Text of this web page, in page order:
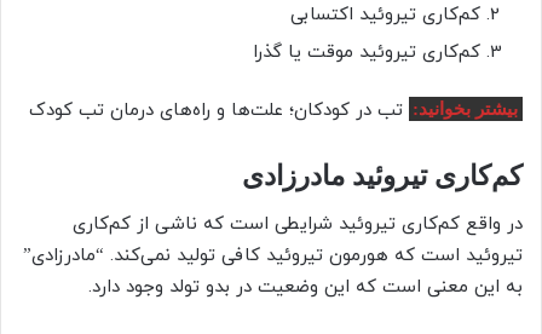
کم‌کاری تیروئید اکتسابی
کم‌کاری تیروئید موقت یا گذرا
بیشتر بخوانید: تب در کودکان؛ علت‌ها و راه‌های درمان تب کودک
کم‌کاری تیروئید مادرزادی
در واقع کم‌کاری تیروئید شرایطی است که ناشی از کم‌کاری
تیروئید است که هورمون تیروئید کافی تولید نمی‌کند. “مادرزادی”
به این معنی است که این وضعیت در بدو تولد وجود دارد.